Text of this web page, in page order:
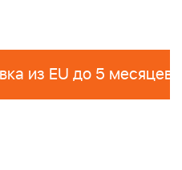
из EU до 5 месяцев